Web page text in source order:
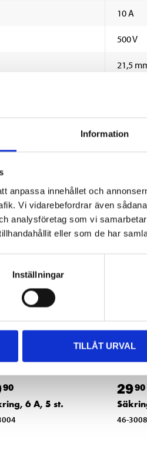
Information
anpassa innehållet och
Vi vidarebefordrar även
analysföretag som vi
eller som de har
Inställningar
TILLÅT URVAL
10 A
500 V
21,5
Andra kunder
90
6 A, 5 st.
2990
46-3008